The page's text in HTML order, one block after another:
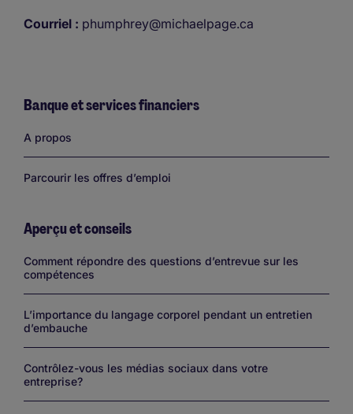
Courriel : phumphrey@michaelpage.ca
Banque et services financiers
A propos
Parcourir les offres d’emploi
Aperçu et conseils
Comment répondre des questions d’entrevue sur les
compétences
L’importance du langage corporel pendant un entretien
d’embauche
Contrôlez-vous les médias sociaux dans votre
entreprise?